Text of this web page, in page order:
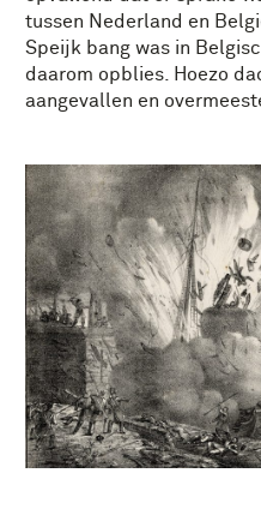
tussen Nederland en
Speijk bang was in
daarom opblies. Hoezo
aangevallen en